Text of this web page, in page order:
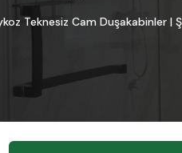
Teknesiz Cam Duşakabinler |